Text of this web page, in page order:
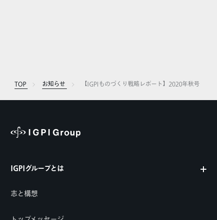
TOP お知らせ 【IGPIものづくり戦略レポート】2020年秋号
IGPIグループとは
志と構想